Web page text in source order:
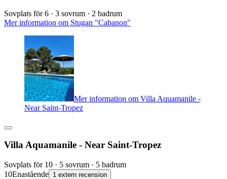
Sovplats för 6 · 3 sovrum · 2 badrum
Mer information om Stugan "Cabanon"
Mer information om Villa Aquamanile -
Near Saint-Tropez
Villa Aquamanile - Near Saint-Tropez
Sovplats för 10 · 5 sovrum · 5 badrum
10Enastående 1 extern recension